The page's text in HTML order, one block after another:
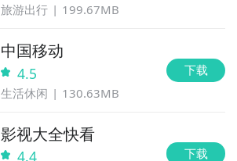
旅游出行 199.67MB
中国移动
4.5
生活休闲 130.63MB
下载
影视大全快看
4.4 下载